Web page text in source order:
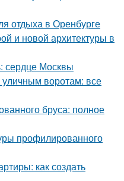
отдыха в Оренбурге
и новой архитектуры в
сердце Москвы
воротам: все
бруса: полное
профилированного
как создать